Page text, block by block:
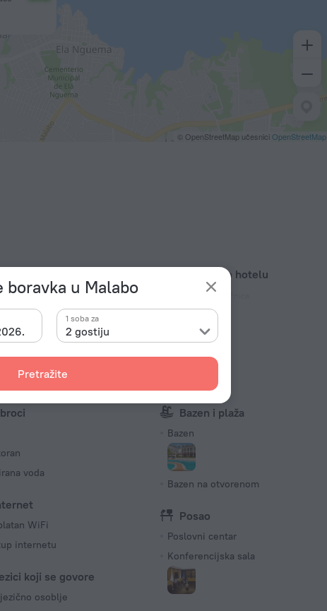
u Malabo
2 gostiju
1 soba za
Pretražite
© OpenStreetMap učesniciOpenStreetMap
Nudimo Vam WiFi.
Bitni podaci o hotelu
Tip C utičnica
220 V / 50 Hz
220 V / 50 Hz
96 soba
voda
WiFi
internetu
koji se govore
osoblje
Bazen i plaža
Bazen
Bazen na otvorenom
Posao
Poslovni centar
Konferencijska sala